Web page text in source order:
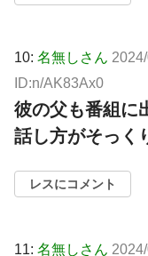
10: 名無しさん
ID:n/AK83Ax0
彼の父も番組に
話し方がそっく
レスにコメント
11: 名無しさん